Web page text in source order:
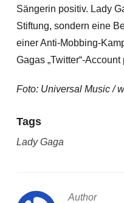
Sängerin positiv. Lady
Stiftung, sondern eine
einer Anti-Mobbing-
Gagas „Twitter“-
Foto: Universal Music /
Tags
Lady Gaga
Author